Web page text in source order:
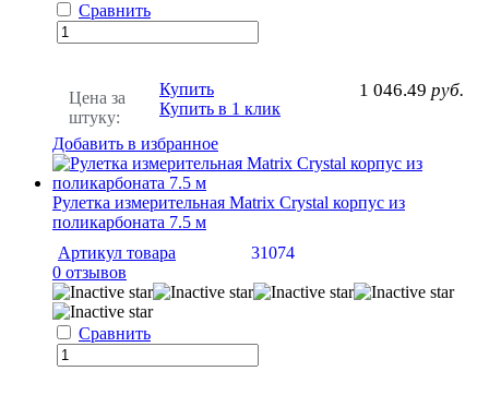
Сравнить
Цена за
штуку:
1 046.49 руб.
Купить
Купить в 1 клик
Добавить в избранное
Рулетка измерительная Matrix Crystal корпус из
поликарбоната 7.5 м
Артикул товара
31074
0 отзывов
Сравнить